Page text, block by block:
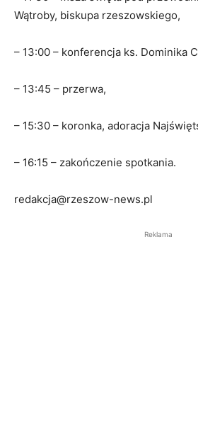
Wątroby, biskupa rzeszowskiego,
– 13:00 – konferencja ks. Dominika
– 13:45 – przerwa,
– 15:30 – koronka, adoracja
– 16:15 – zakończenie spotkania.
redakcja@rzeszow-news.pl
Reklama